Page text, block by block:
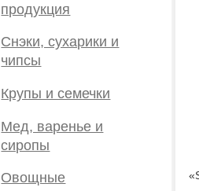
продукция
Снэки, сухарики и
чипсы
Крупы и семечки
Мед, варенье и
сиропы
Овощные